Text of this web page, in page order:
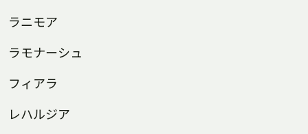
ラニモア
ラモナーシュ
フィアラ
レハルジア